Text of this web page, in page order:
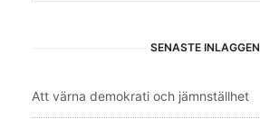
SENASTE INLÄGGEN
Att värna demokrati och jämnställhet